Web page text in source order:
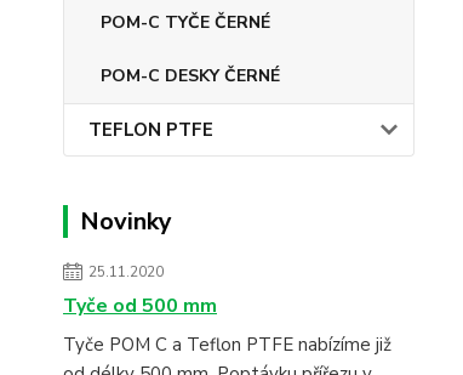
POM-C TYČE ČERNÉ
POM-C DESKY ČERNÉ
TEFLON PTFE
Novinky
25.11.2020
Tyče od 500 mm
Tyče POM C a Teflon PTFE nabízíme již